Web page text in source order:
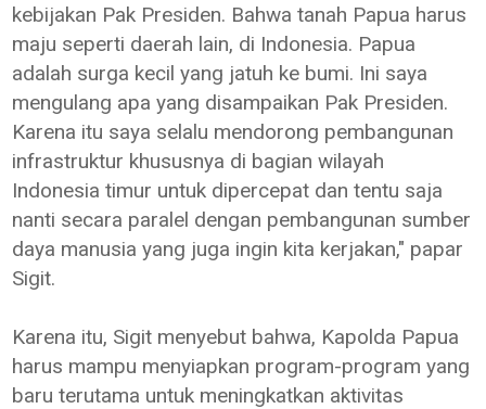
kebijakan Pak Presiden. Bahwa tanah Papua harus
maju seperti daerah lain, di Indonesia. Papua
adalah surga kecil yang jatuh ke bumi. Ini saya
mengulang apa yang disampaikan Pak Presiden.
Karena itu saya selalu mendorong pembangunan
infrastruktur khususnya di bagian wilayah
Indonesia timur untuk dipercepat dan tentu saja
nanti secara paralel dengan pembangunan sumber
daya manusia yang juga ingin kita kerjakan," papar
Sigit.
Karena itu, Sigit menyebut bahwa, Kapolda Papua
harus mampu menyiapkan program-program yang
baru terutama untuk meningkatkan aktivitas